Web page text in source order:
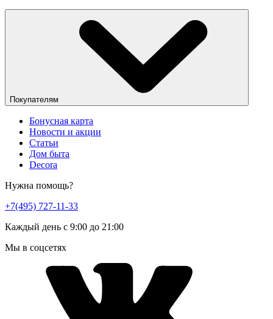
Покупателям
Бонусная карта
Новости и акции
Статьи
Дом быта
Decora
Нужна помощь?
+7(495) 727-11-33
Каждый день с 9:00 до 21:00
Мы в соцсетях